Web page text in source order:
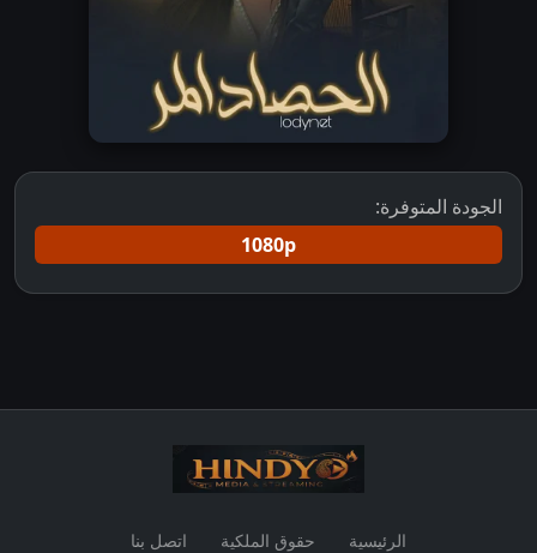
الجودة المتوفرة:
1080p
الرئيسية حقوق الملكية اتصل بنا